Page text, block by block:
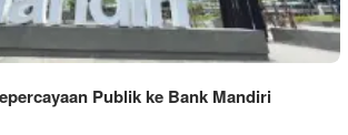
Publik ke Bank Mandiri